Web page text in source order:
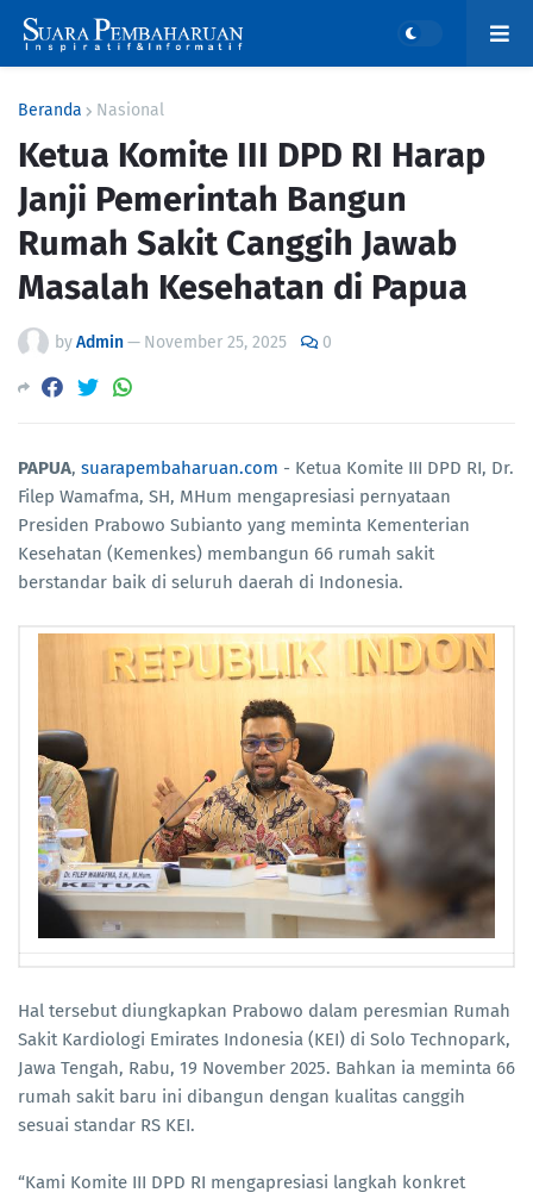
Beranda Nasional
Ketua Komite III DPD RI Harap
Janji Pemerintah Bangun
Rumah Sakit Canggih Jawab
Masalah Kesehatan di Papua
byAdmin— November 25, 2025 0
PAPUA, suarapembaharuan.com - Ketua Komite III DPD RI, Dr.
Filep Wamafma, SH, MHum mengapresiasi pernyataan
Presiden Prabowo Subianto yang meminta Kementerian
Kesehatan (Kemenkes) membangun 66 rumah sakit
berstandar baik di seluruh daerah di Indonesia.
Hal tersebut diungkapkan Prabowo dalam peresmian Rumah
Sakit Kardiologi Emirates Indonesia (KEI) di Solo Technopark,
Jawa Tengah, Rabu, 19 November 2025. Bahkan ia meminta 66
rumah sakit baru ini dibangun dengan kualitas canggih
sesuai standar RS KEI.
“Kami Komite III DPD RI mengapresiasi langkah konkret